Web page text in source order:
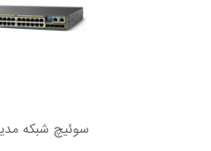
سوئیچ شبکه